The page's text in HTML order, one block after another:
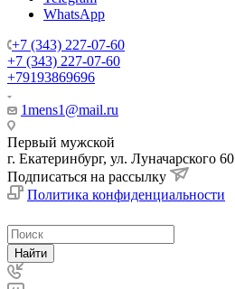
WhatsApp
+7 (343) 227-07-60
+7 (343) 227-07-60
+79193869696
1mens1@mail.ru
Первый мужской
г. Екатеринбург, ул. Луначарского 60
Подписаться на рассылку
Политика конфиденциальности
Найти